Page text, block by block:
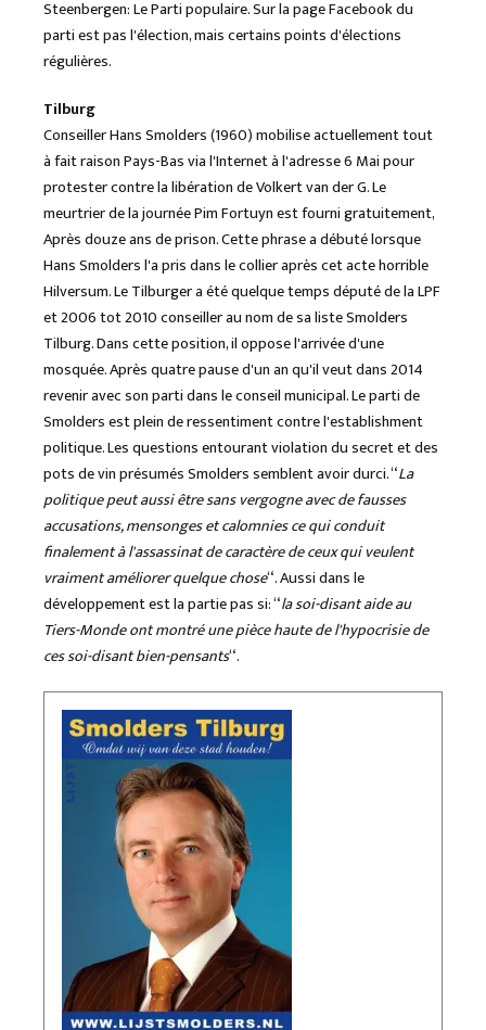
Steenbergen: Le Parti populaire. Sur la page Facebook du
parti est pas l'élection, mais certains points d'élections
régulières.
Tilburg
Conseiller Hans Smolders (1960) mobilise actuellement tout
à fait raison Pays-Bas via l'Internet à l'adresse 6 Mai pour
protester contre la libération de Volkert van der G. Le
meurtrier de la journée Pim Fortuyn est fourni gratuitement,
Après douze ans de prison. Cette phrase a débuté lorsque
Hans Smolders l'a pris dans le collier après cet acte horrible
Hilversum. Le Tilburger a été quelque temps député de la LPF
et 2006 tot 2010 conseiller au nom de sa liste Smolders
Tilburg. Dans cette position, il oppose l'arrivée d'une
mosquée. Après quatre pause d'un an qu'il veut dans 2014
revenir avec son parti dans le conseil municipal. Le parti de
Smolders est plein de ressentiment contre l'establishment
politique. Les questions entourant violation du secret et des
pots de vin présumés Smolders semblent avoir durci. “La
politique peut aussi être sans vergogne avec de fausses
accusations, mensonges et calomnies ce qui conduit
finalement à l'assassinat de caractère de ceux qui veulent
vraiment améliorer quelque chose“. Aussi dans le
développement est la partie pas si: “la soi-disant aide au
Tiers-Monde ont montré une pièce haute de l'hypocrisie de
ces soi-disant bien-pensants“.